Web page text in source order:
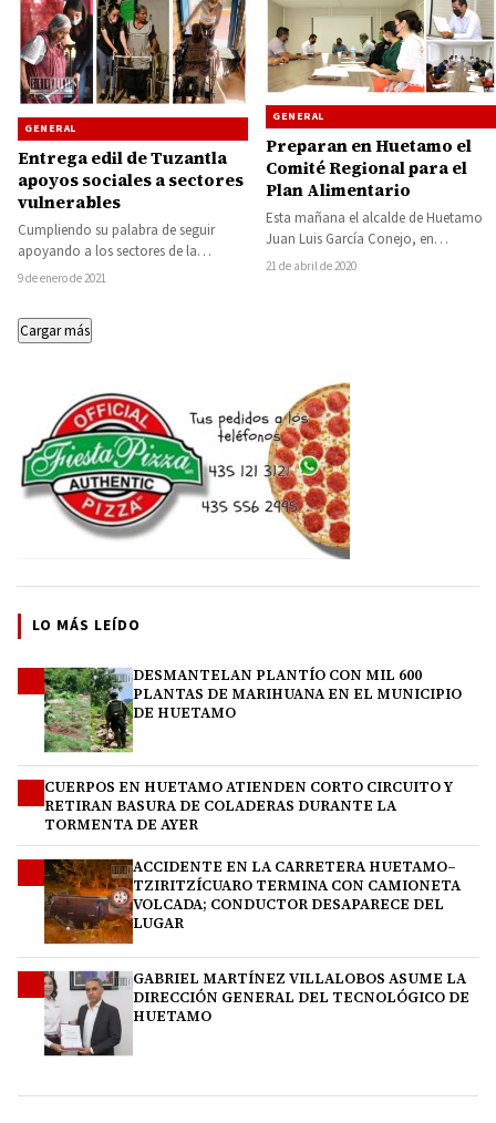
GENERAL
Entrega edil de Tuzantla
apoyos sociales a sectores
vulnerables
Cumpliendo su palabra de seguir
apoyando a los sectores de la
población más necesitados, la
9 de enero de 2021
GENERAL
Preparan en Huetamo el
Comité Regional para el
Plan Alimentario
Esta mañana el alcalde de Huetamo
Juan Luis García Conejo, en
compañía del del Jefe Regional del
21 de abril de 2020
Cargar más
LO MÁS LEÍDO
DESMANTELAN PLANTÍO CON MIL 600
PLANTAS DE MARIHUANA EN EL MUNICIPIO
DE HUETAMO
CUERPOS EN HUETAMO ATIENDEN CORTO CIRCUITO Y
RETIRAN BASURA DE COLADERAS DURANTE LA
TORMENTA DE AYER
ACCIDENTE EN LA CARRETERA HUETAMO–
TZIRITZÍCUARO TERMINA CON CAMIONETA
VOLCADA; CONDUCTOR DESAPARECE DEL
LUGAR
GABRIEL MARTÍNEZ VILLALOBOS ASUME LA
DIRECCIÓN GENERAL DEL TECNOLÓGICO DE
HUETAMO